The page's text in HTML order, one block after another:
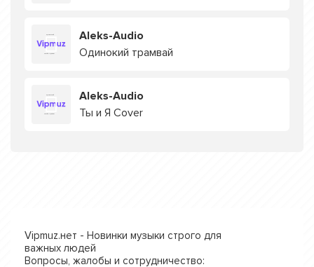
Aleks-Audio
Одинокий трамвай
Aleks-Audio
Ты и Я Cover
Vipmuz.нет - Новинки музыки строго для
важных людей
Вопросы, жалобы и сотрудничество: